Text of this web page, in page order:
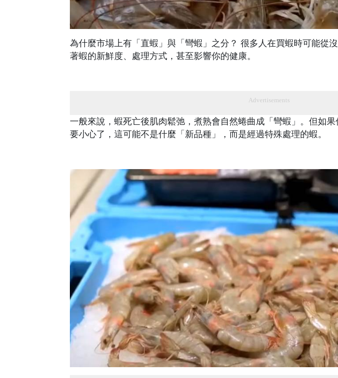
為什麼市場上有「直蝦」與「彎蝦」之分？ 很多人在買蝦時可能從
著蝦的新鮮度、處理方式，甚至影響你的健康。
Advertisements
一般來說，蝦死亡後肌肉鬆弛，煮熟會自然蜷曲成「彎蝦」。但如
要小心了，這可能不是什麼「新品種」，而是經過特殊處理的蝦。